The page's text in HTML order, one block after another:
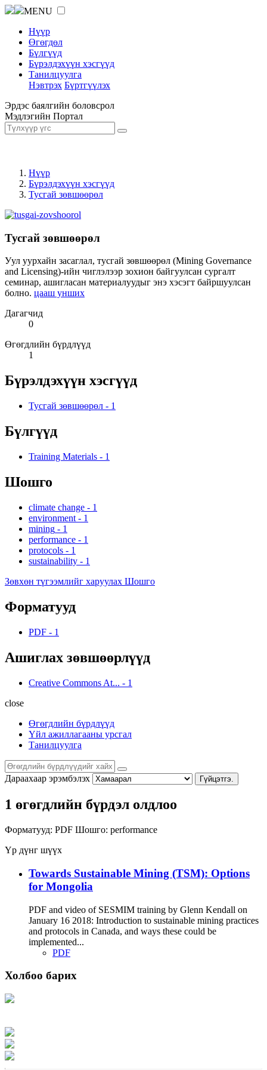
MENU
Нүүр
Өгөгдөл
Бүлгүүд
Бүрэлдэхүүн хэсгүүд
Танилцуулга
Нэвтрэх Бүртгүүлэх
Эрдэс баялгийн боловсрол
Мэдлэгийн Портал
Нүүр
Бүрэлдэхүүн хэсгүүд
Тусгай зөвшөөрөл
Тусгай зөвшөөрөл
Уул уурхайн засаглал, тусгай зөвшөөрөл (Mining Governance
and Licensing)-ийн чиглэлээр зохион байгуулсан сургалт
семинар, ашигласан материалуудыг энэ хэсэгт байршуулсан
болно. цааш унших
Дагагчид
0
Өгөгдлийн бүрдлүүд
1
Бүрэлдэхүүн хэсгүүд
Тусгай зөвшөөрөл - 1
Бүлгүүд
Training Materials - 1
Шошго
climate change - 1
environment - 1
mining - 1
performance - 1
protocols - 1
sustainability - 1
Зөвхөн түгээмлийг харуулах Шошго
Форматууд
PDF - 1
Ашиглах зөвшөөрлүүд
Creative Commons At... - 1
close
Өгөгдлийн бүрдлүүд
Үйл ажиллагааны урсгал
Танилцуулга
Дараахаар эрэмбэлэх Гүйцэтгэ.
1 өгөгдлийн бүрдэл олдлоо
Форматууд: PDF Шошго: performance
Үр дүнг шүүх
Towards Sustainable Mining (TSM): Options
for Mongolia
PDF and video of SESMIM training by Glenn Kendall on
January 16 2018: Introduction to sustainable mining practices
and protocols in Canada, and ways these could be
implemented...
PDF
Холбоо барих